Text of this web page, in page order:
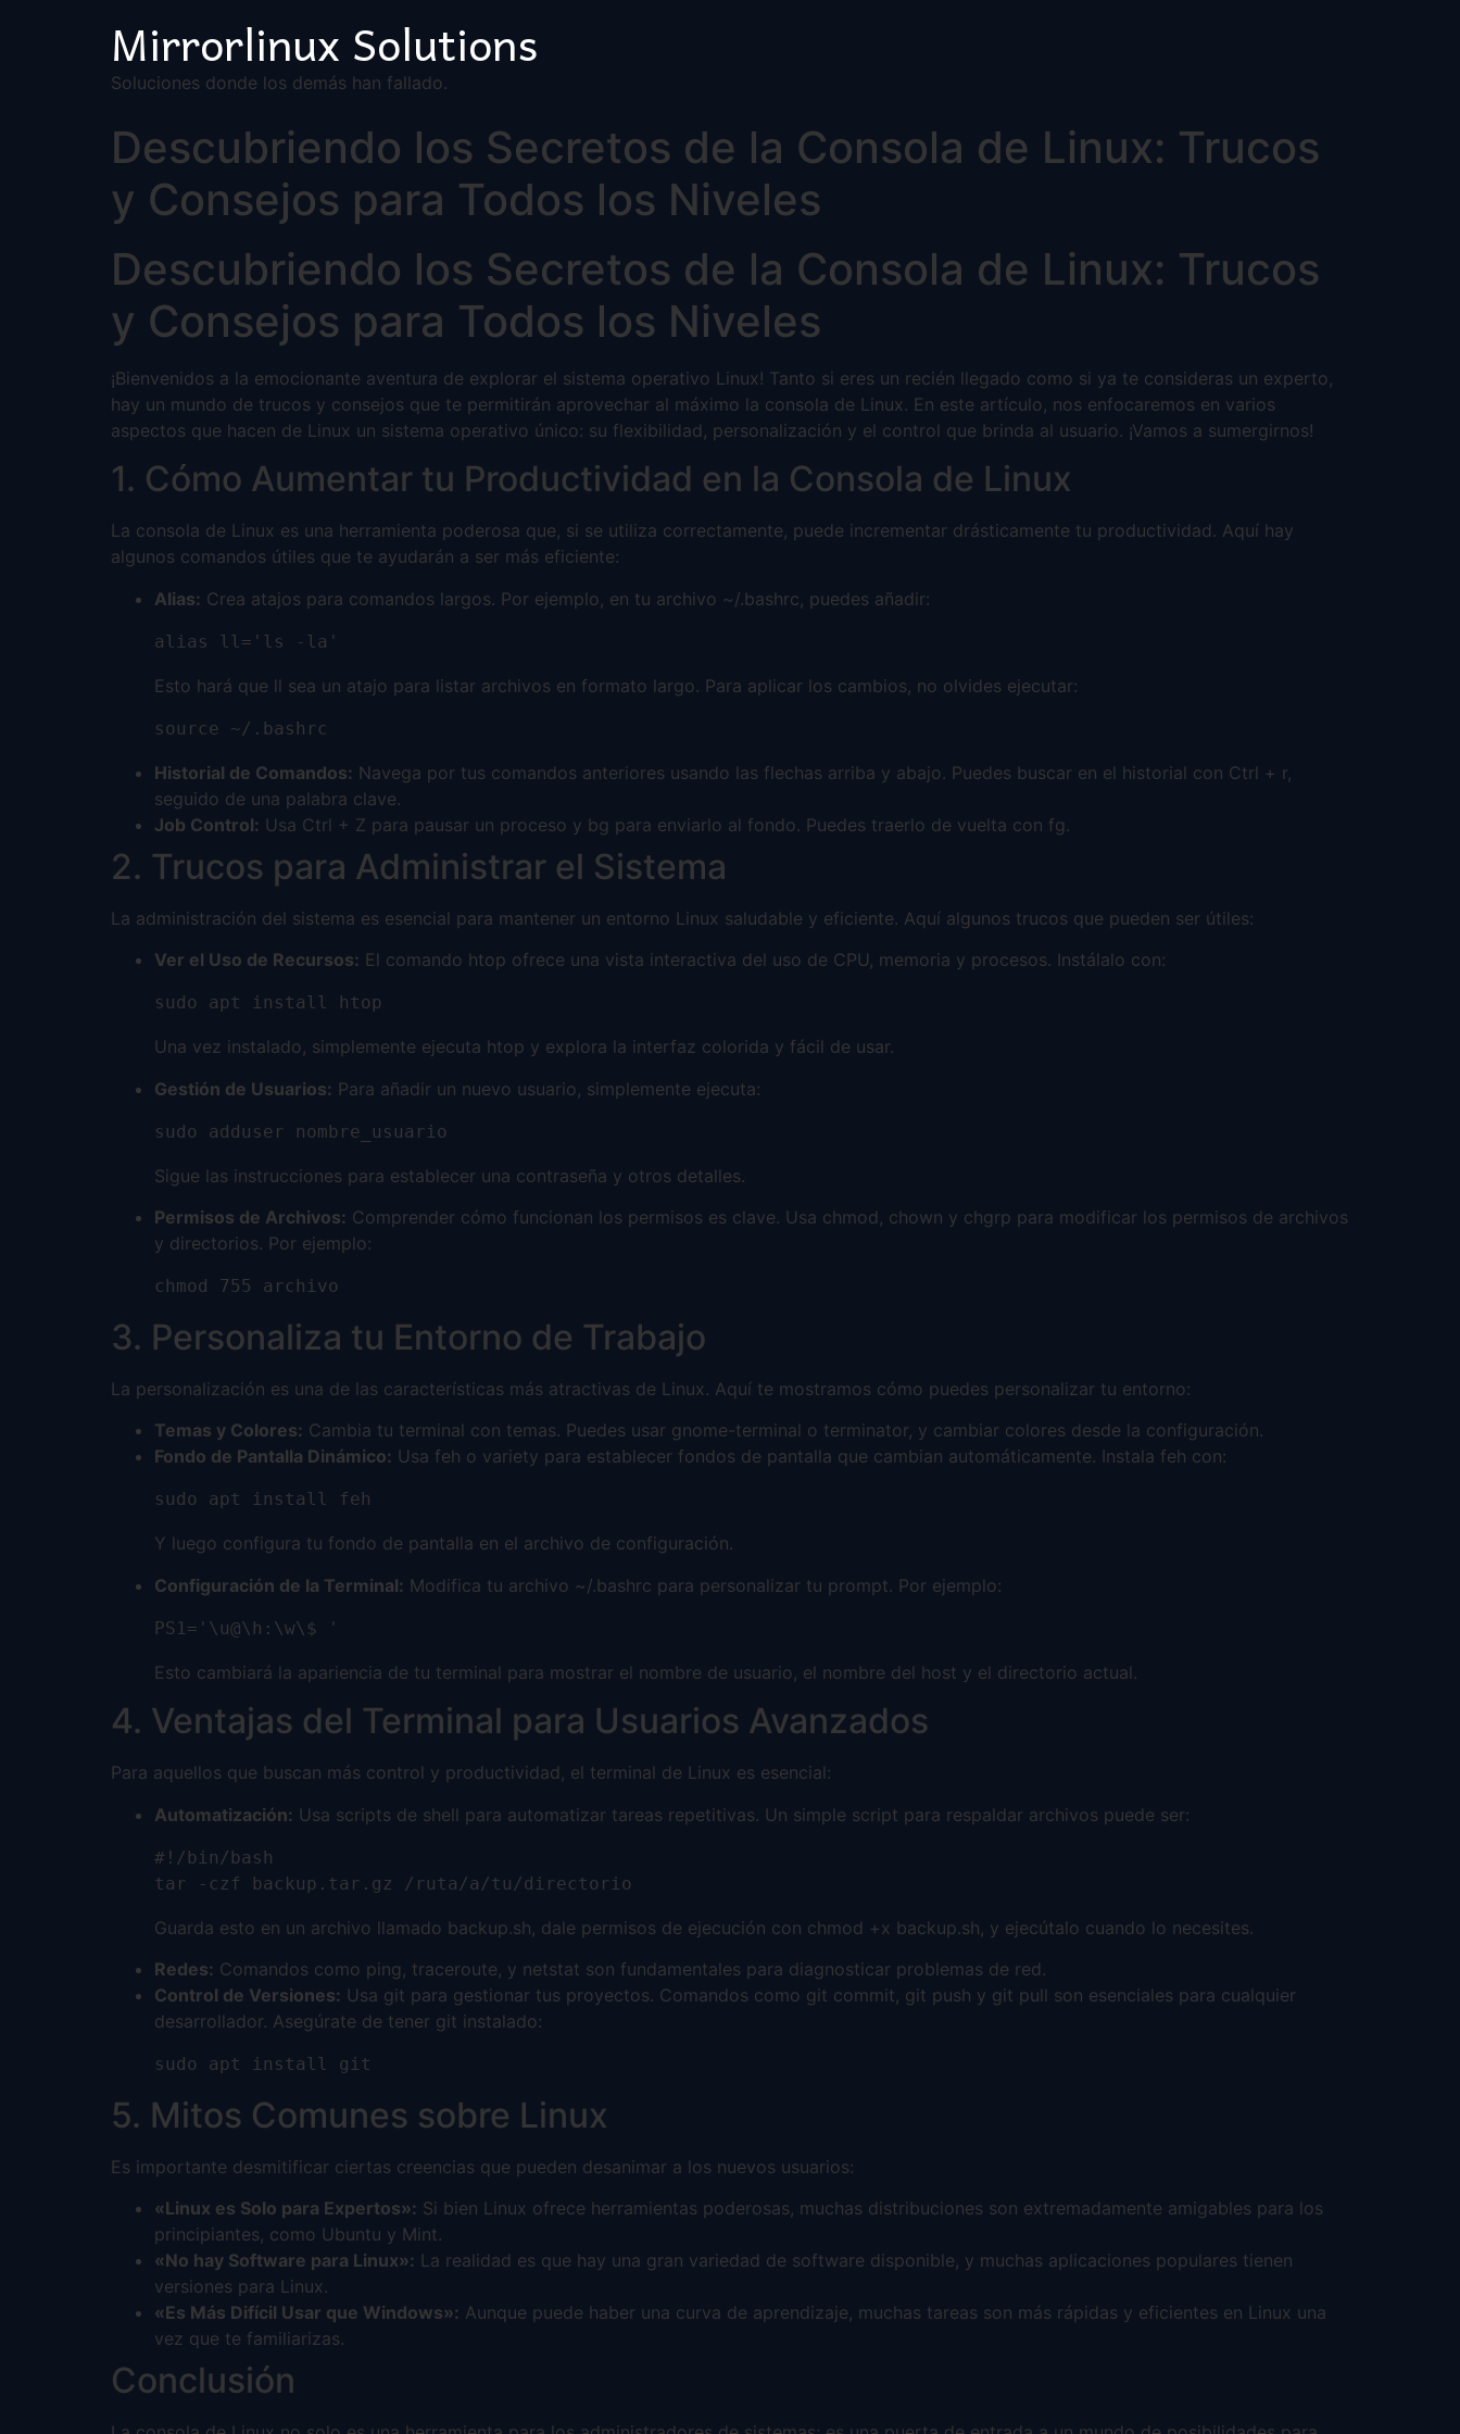
Mirrorlinux Solutions
Soluciones donde los demás han fallado.
Descubriendo los Secretos de la Consola de Linux: Trucos
y Consejos para Todos los Niveles
Descubriendo los Secretos de la Consola de Linux: Trucos
y Consejos para Todos los Niveles
¡Bienvenidos a la emocionante aventura de explorar el sistema operativo Linux! Tanto si eres un recién llegado como si ya te consideras un experto,
hay un mundo de trucos y consejos que te permitirán aprovechar al máximo la consola de Linux. En este artículo, nos enfocaremos en varios
aspectos que hacen de Linux un sistema operativo único: su flexibilidad, personalización y el control que brinda al usuario. ¡Vamos a sumergirnos!
1. Cómo Aumentar tu Productividad en la Consola de Linux
La consola de Linux es una herramienta poderosa que, si se utiliza correctamente, puede incrementar drásticamente tu productividad. Aquí hay
algunos comandos útiles que te ayudarán a ser más eficiente:
Alias: Crea atajos para comandos largos. Por ejemplo, en tu archivo ~/.bashrc, puedes añadir:
alias ll='ls -la'
Esto hará que ll sea un atajo para listar archivos en formato largo. Para aplicar los cambios, no olvides ejecutar:
source ~/.bashrc
Historial de Comandos: Navega por tus comandos anteriores usando las flechas arriba y abajo. Puedes buscar en el historial con Ctrl + r,
seguido de una palabra clave.
Job Control: Usa Ctrl + Z para pausar un proceso y bg para enviarlo al fondo. Puedes traerlo de vuelta con fg.
2. Trucos para Administrar el Sistema
La administración del sistema es esencial para mantener un entorno Linux saludable y eficiente. Aquí algunos trucos que pueden ser útiles:
Ver el Uso de Recursos: El comando htop ofrece una vista interactiva del uso de CPU, memoria y procesos. Instálalo con:
sudo apt install htop
Una vez instalado, simplemente ejecuta htop y explora la interfaz colorida y fácil de usar.
Gestión de Usuarios: Para añadir un nuevo usuario, simplemente ejecuta:
sudo adduser nombre_usuario
Sigue las instrucciones para establecer una contraseña y otros detalles.
Permisos de Archivos: Comprender cómo funcionan los permisos es clave. Usa chmod, chown y chgrp para modificar los permisos de archivos
y directorios. Por ejemplo:
chmod 755 archivo
3. Personaliza tu Entorno de Trabajo
La personalización es una de las características más atractivas de Linux. Aquí te mostramos cómo puedes personalizar tu entorno:
Temas y Colores: Cambia tu terminal con temas. Puedes usar gnome-terminal o terminator, y cambiar colores desde la configuración.
Fondo de Pantalla Dinámico: Usa feh o variety para establecer fondos de pantalla que cambian automáticamente. Instala feh con:
sudo apt install feh
Y luego configura tu fondo de pantalla en el archivo de configuración.
Configuración de la Terminal: Modifica tu archivo ~/.bashrc para personalizar tu prompt. Por ejemplo:
PS1='\u@\h:\w\$ '
Esto cambiará la apariencia de tu terminal para mostrar el nombre de usuario, el nombre del host y el directorio actual.
4. Ventajas del Terminal para Usuarios Avanzados
Para aquellos que buscan más control y productividad, el terminal de Linux es esencial:
Automatización: Usa scripts de shell para automatizar tareas repetitivas. Un simple script para respaldar archivos puede ser:
#!/bin/bash
tar -czf backup.tar.gz /ruta/a/tu/directorio
Guarda esto en un archivo llamado backup.sh, dale permisos de ejecución con chmod +x backup.sh, y ejecútalo cuando lo necesites.
Redes: Comandos como ping, traceroute, y netstat son fundamentales para diagnosticar problemas de red.
Control de Versiones: Usa git para gestionar tus proyectos. Comandos como git commit, git push y git pull son esenciales para cualquier
desarrollador. Asegúrate de tener git instalado:
sudo apt install git
5. Mitos Comunes sobre Linux
Es importante desmitificar ciertas creencias que pueden desanimar a los nuevos usuarios:
«Linux es Solo para Expertos»: Si bien Linux ofrece herramientas poderosas, muchas distribuciones son extremadamente amigables para los
principiantes, como Ubuntu y Mint.
«No hay Software para Linux»: La realidad es que hay una gran variedad de software disponible, y muchas aplicaciones populares tienen
versiones para Linux.
«Es Más Difícil Usar que Windows»: Aunque puede haber una curva de aprendizaje, muchas tareas son más rápidas y eficientes en Linux una
vez que te familiarizas.
Conclusión